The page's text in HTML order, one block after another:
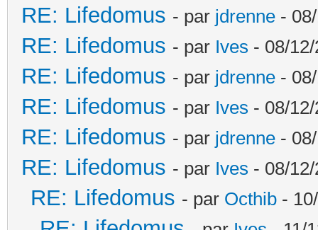
RE: Lifedomus - par jdrenne -
RE: Lifedomus - par Ives - 08/
RE: Lifedomus - par jdrenne -
RE: Lifedomus - par Ives - 08/
RE: Lifedomus - par jdrenne -
RE: Lifedomus - par Ives - 08/
RE: Lifedomus - par Octhib -